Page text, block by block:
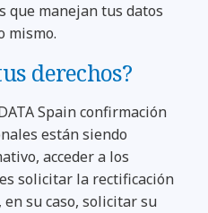
que manejan tus datos
mismo.
derechos?
Spain confirmación
están siendo
acceder a los
solicitar la rectificación
en su caso, solicitar su